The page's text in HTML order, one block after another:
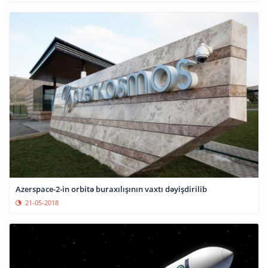
Azerspace-2-in orbitə buraxılışının vaxtı dəyişdirilib
21-05-2018